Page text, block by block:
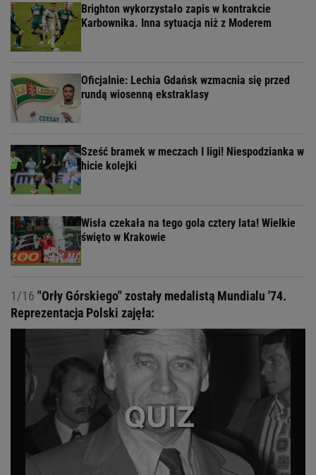
Brighton wykorzystało zapis w kontrakcie
Karbownika. Inna sytuacja niż z Moderem
Oficjalnie: Lechia Gdańsk wzmacnia się przed
rundą wiosenną ekstraklasy
Sześć bramek w meczach I ligi! Niespodzianka w
hicie kolejki
Wisła czekała na tego gola cztery lata! Wielkie
święto w Krakowie
1/16 "Orły Górskiego" zostały medalistą Mundialu '74.
Reprezentacja Polski zajęła: